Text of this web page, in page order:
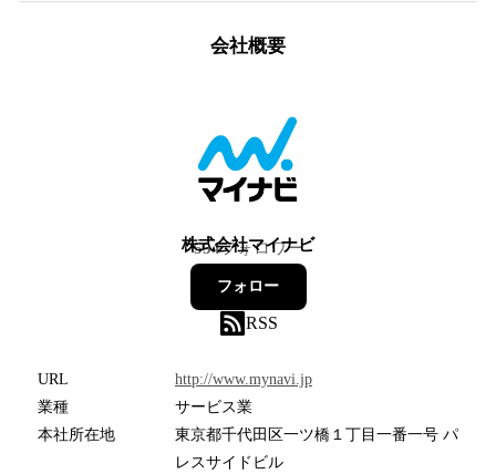
会社概要
株式会社マイナビ
554フォロワー
フォロー
RSS
URL
http://www.mynavi.jp
業種
サービス業
本社所在地
東京都千代田区一ツ橋１丁目一番一号 パ
レスサイドビル